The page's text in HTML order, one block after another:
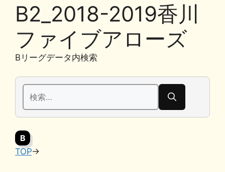
B2_2018-2019香川
ファイブアローズ
Bリーグデータ内検索
検
索:
B
TOP→